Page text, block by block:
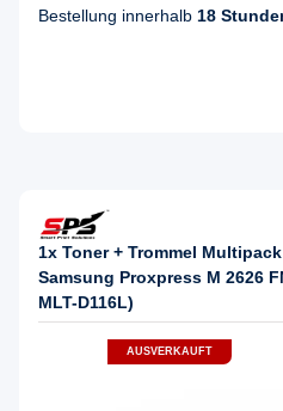
Bestellung innerhalb 18
1x Toner + Trommel
Samsung Proxpress M 2626
MLT-D116L)
AUSVERKAUFT